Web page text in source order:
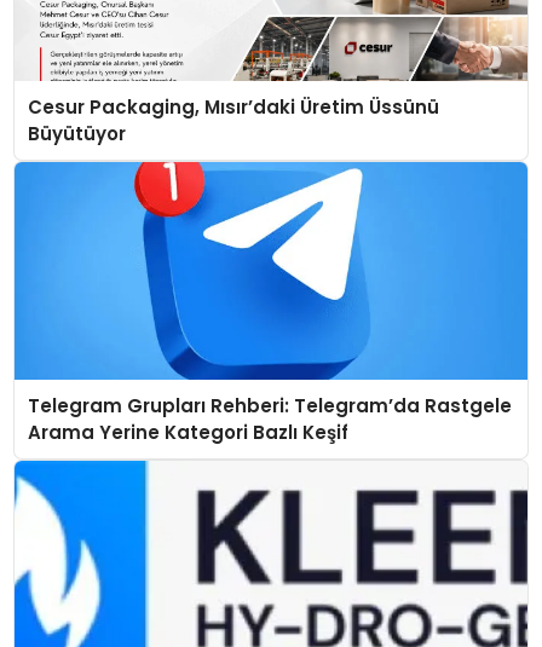
Cesur Packaging, Mısır’daki Üretim Üssünü
Büyütüyor
Telegram Grupları Rehberi: Telegram’da Rastgele
Arama Yerine Kategori Bazlı Keşif